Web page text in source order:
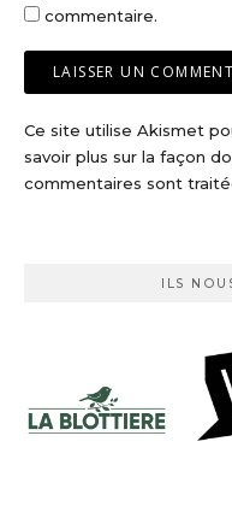
commentaire.
Ce site utilise Akismet
savoir plus sur la façon
commentaires sont
ILS